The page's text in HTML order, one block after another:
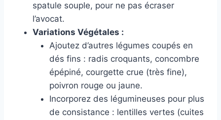
spatule souple, pour ne pas écraser
l’avocat.
Variations Végétales :
Ajoutez d’autres légumes coupés en
dés fins : radis croquants, concombre
épépiné, courgette crue (très fine),
poivron rouge ou jaune.
Incorporez des légumineuses pour plus
de consistance : lentilles vertes (cuites